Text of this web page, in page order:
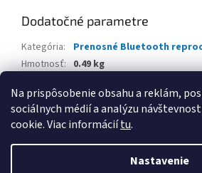
Na prispôsobenie obsahu a reklám,
sociálnych médií a analýzu
cookie. Viac informáciítu.
Nastavenie
Dodatočné parametre
Kategória:
Prenosné Bluetooth
Hmotnosť: 0.49 kg